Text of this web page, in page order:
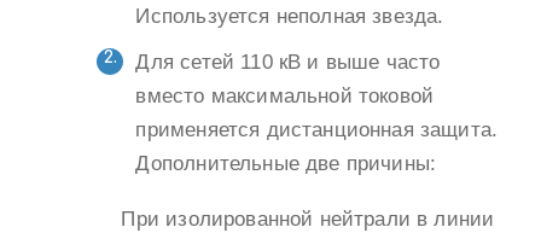
Используется неполная звезда.
Для сетей 110 кВ и выше часто
вместо максимальной токовой
применяется дистанционная защита.
Дополнительные две причины:
При изолированной нейтрали в линии